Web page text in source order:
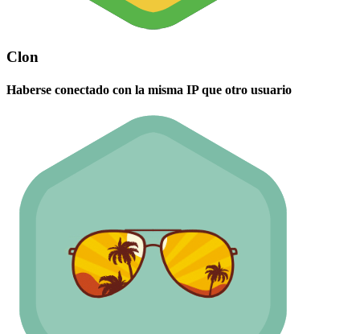
Clon
Haberse conectado con la misma IP que otro usuario